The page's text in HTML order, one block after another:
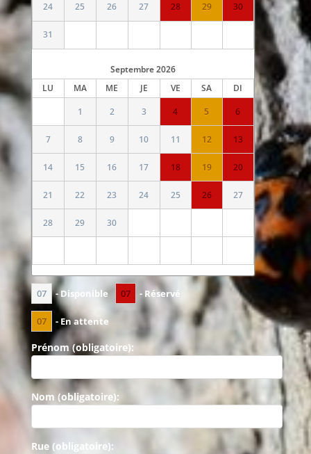
24 25 26 27 28 29 30
31
Septembre2026
LU
MA ME JE VE SA
DI
1
2 3 4 5 6
7 8 9 10 11 12 13
14 15 16 17 18 19 20
21 22 23 24 25 26 27
28 29 30
07 - Disponible 07 - Réservé
07 - En attente
Prénom (obligatoire):
Nom (obligatoire):
Rue (obligatoire):